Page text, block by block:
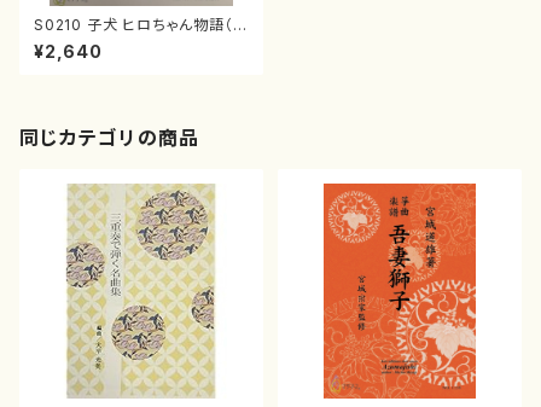
S0210 子犬 ヒロちゃん物語（ピ
アノソロ/佐野芳光/楽譜）
¥2,640
同じカテゴリの商品